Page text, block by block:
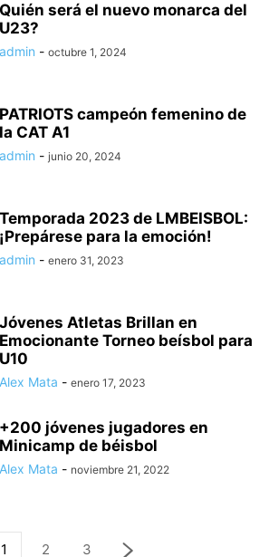
Quién será el nuevo monarca del
U23?
admin - octubre 1, 2024
PATRIOTS campeón femenino de
la CAT A1
admin - junio 20, 2024
Temporada 2023 de LMBEISBOL:
¡Prepárese para la emoción!
admin - enero 31, 2023
Jóvenes Atletas Brillan en
Emocionante Torneo beísbol para
U10
Alex Mata - enero 17, 2023
+200 jóvenes jugadores en
Minicamp de béisbol
Alex Mata - noviembre 21, 2022
1 2 3